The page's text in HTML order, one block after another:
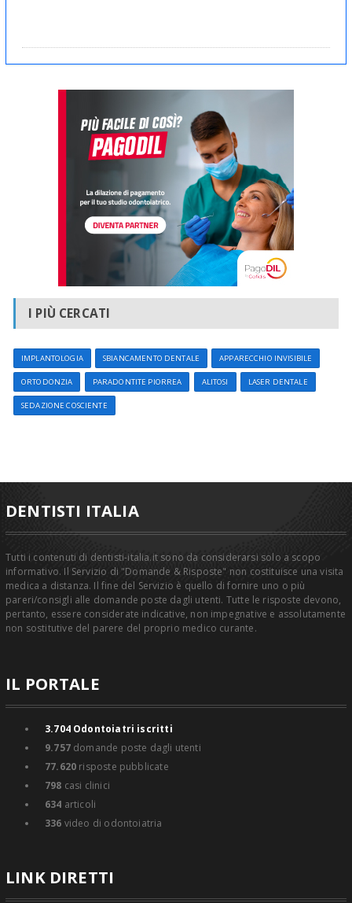
I PIÙ CERCATI
IMPLANTOLOGIA SBIANCAMENTO DENTALE APPARECCHIO INVISIBILE
ORTODONZIA PARADONTITE PIORREA ALITOSI LASER DENTALE
SEDAZIONE COSCIENTE
DENTISTI ITALIA
Tutti i contenuti di dentisti-italia.it sono da considerarsi solo a scopo
informativo. Il Servizio di "Domande & Risposte" non costituisce una visita
medica a distanza. Il fine del Servizio è quello di fornire uno o più
pareri/consigli alle domande poste dagli utenti. Tutte le risposte devono,
pertanto, essere considerate indicative, non impegnative e assolutamente
non sostitutive del parere del proprio medico curante.
IL PORTALE
3.704Odontoiatri iscritti
9.757domande poste dagli utenti
77.620 risposte pubblicate
798 casi clinici
634 articoli
336 video di odontoiatria
LINK DIRETTI